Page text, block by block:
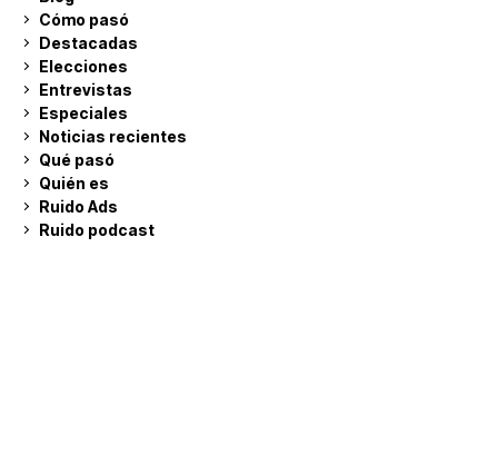
Cómo pasó
Destacadas
Elecciones
Entrevistas
Especiales
Noticias recientes
Qué pasó
Quién es
Ruido Ads
Ruido podcast